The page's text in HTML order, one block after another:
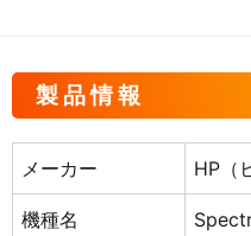
製品情報
メーカー HP（
機種名